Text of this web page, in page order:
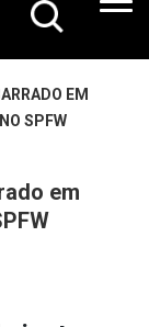
EM
SPFW
em